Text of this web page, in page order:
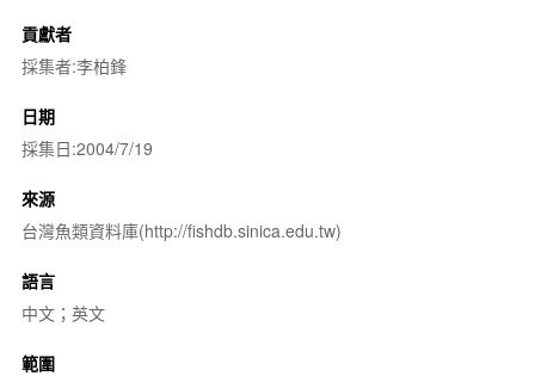
貢獻者
採集者:李柏鋒
日期
採集日:2004/7/19
來源
台灣魚類資料庫(http://fishdb.sinica.edu.tw)
語言
中文；英文
範圍